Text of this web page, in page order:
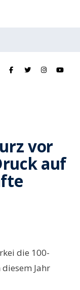
vor
auf
die 100-
Jahr